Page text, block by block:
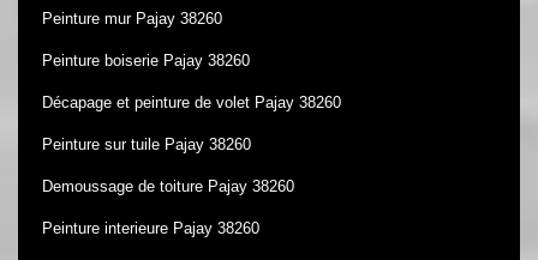
Peinture mur Pajay 38260
Peinture boiserie Pajay 38260
Décapage et peinture de volet Pajay 38260
Peinture sur tuile Pajay 38260
Demoussage de toiture Pajay 38260
Peinture interieure Pajay 38260